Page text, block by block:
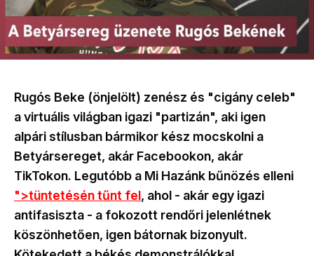
Rugós Beke (önjelölt) zenész és "cigány celeb"
a virtuális világban igazi "partizán", aki igen
alpári stílusban bármikor kész mocskolni a
Betyársereget, akár Facebookon, akár
TikTokon. Legutóbb a Mi Hazánk bűnözés elleni
">tüntetésén tűnt fel, ahol - akár egy igazi
antifasiszta - a fokozott rendőri jelenlétnek
köszönhetően, igen bátornak bizonyult.